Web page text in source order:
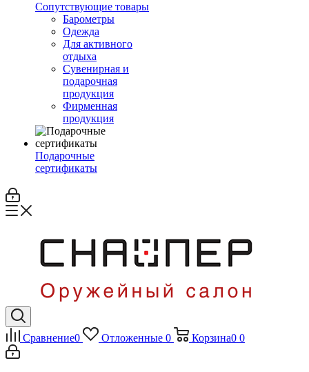
Сопутствующие товары
Барометры
Одежда
Для активного
отдыха
Сувенирная и
подарочная
продукция
Фирменная
продукция
Подарочные
сертификаты
Сравнение0 Отложенные 0 Корзина0 0